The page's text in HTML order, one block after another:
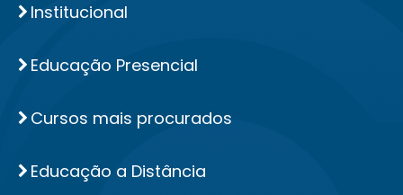
Institucional
Educação Presencial
Cursos mais procurados
Educação a Distância